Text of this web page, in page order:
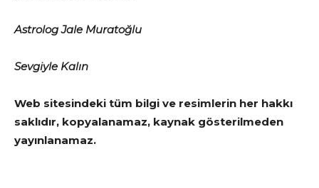
Astrolog Jale Muratoğlu
Sevgiyle Kalın
Web sitesindeki tüm bilgi ve resimlerin her hakkı
saklıdır, kopyalanamaz, kaynak gösterilmeden
yayınlanamaz.